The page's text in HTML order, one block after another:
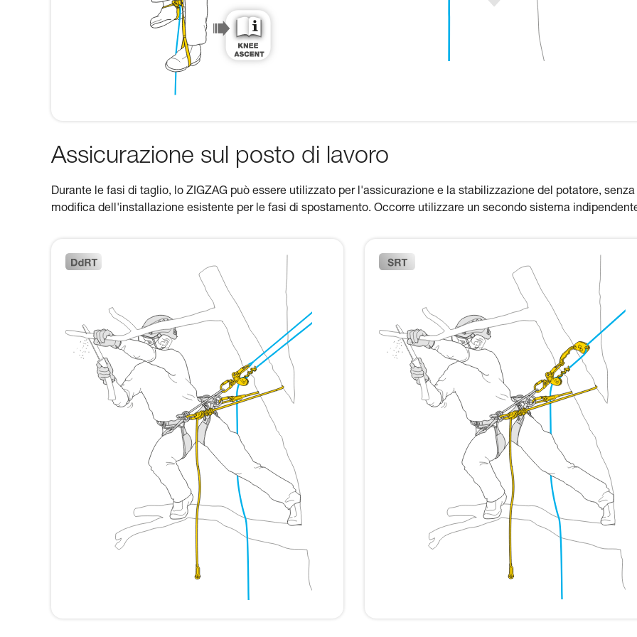
Assicurazione sul posto di lavoro
Durante le fasi di taglio, lo ZIGZAG può essere utilizzato per l'assicurazione e la stabilizzazione del potatore, senza
modifica dell'installazione esistente per le fasi di spostamento. Occorre utilizzare un secondo sistema